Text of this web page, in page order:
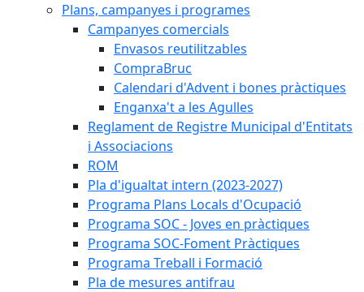
Plans, campanyes i programes
Campanyes comercials
Envasos reutilitzables
CompraBruc
Calendari d'Advent i bones pràctiques
Enganxa't a les Agulles
Reglament de Registre Municipal d'Entitats
i Associacions
ROM
Pla d'igualtat intern (2023-2027)
Programa Plans Locals d'Ocupació
Programa SOC - Joves en pràctiques
Programa SOC-Foment Pràctiques
Programa Treball i Formació
Pla de mesures antifrau